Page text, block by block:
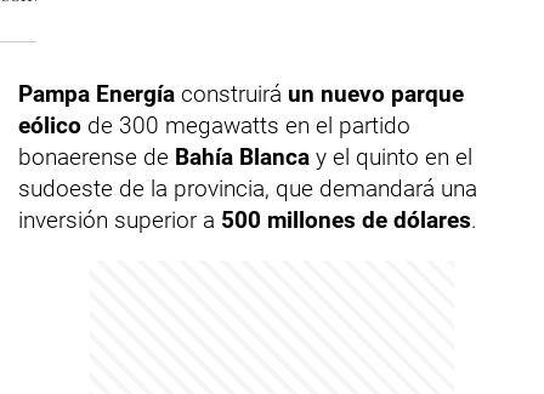
Pampa Energía construirá un nuevo parque
eólico de 300 megawatts en el partido
bonaerense de Bahía Blanca y el quinto en el
sudoeste de la provincia, que demandará una
inversión superior a 500 millones de dólares.